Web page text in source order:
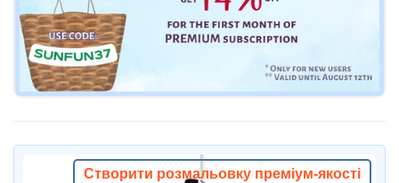
Створити розмальовку преміум-якості